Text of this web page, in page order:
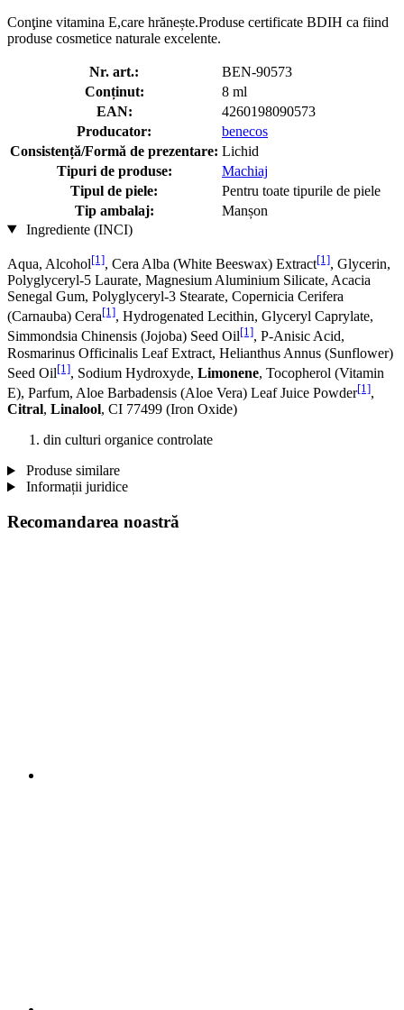
Conţine vitamina E,care hrănește.Produse certificate BDIH ca fiind
produse cosmetice naturale excelente.
Nr. art.:
BEN-90573
Conținut:
8 ml
EAN:
4260198090573
Producator:
benecos
Consistență/Formă de prezentare: Lichid
Tipuri de produse:
Machiaj
Tipul de piele:
Pentru toate tipurile de piele
Tip ambalaj:
Manșon
Ingrediente (INCI)
Aqua, Alcohol[1], Cera Alba (White Beeswax) Extract[1], Glycerin,
Polyglyceryl-5 Laurate, Magnesium Aluminium Silicate, Acacia
Senegal Gum, Polyglyceryl-3 Stearate, Copernicia Cerifera
(Carnauba) Cera[1], Hydrogenated Lecithin, Glyceryl Caprylate,
Simmondsia Chinensis (Jojoba) Seed Oil[1], P-Anisic Acid,
Rosmarinus Officinalis Leaf Extract, Helianthus Annus (Sunflower)
Seed Oil[1], Sodium Hydroxyde, Limonene, Tocopherol (Vitamin
E), Parfum, Aloe Barbadensis (Aloe Vera) Leaf Juice Powder[1],
Citral, Linalool, CI 77499 (Iron Oxide)
din culturi organice controlate
Produse similare
Informații juridice
Recomandarea noastră